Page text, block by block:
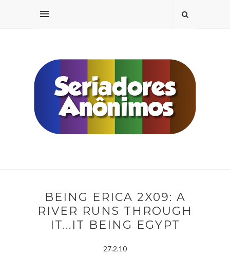
BEING ERICA 2X09: A
RIVER RUNS THROUGH
IT...IT BEING EGYPT
27.2.10